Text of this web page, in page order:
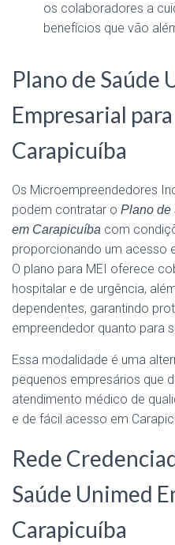
os colaboradores a
benefícios que vão
Plano de Saúde
Empresarial
Carapicuíba
Os Microempreendedores
podem contratar o Plano de
em Carapicuíba com
proporcionando um acesso
O plano para MEI oferece
hospitalar e de urgência,
dependentes, garantindo
empreendedor quanto para
Essa modalidade é uma
pequenos empresários que
atendimento médico de
e de fácil acesso em
Rede
Saúde Unimed
Carapicuíba